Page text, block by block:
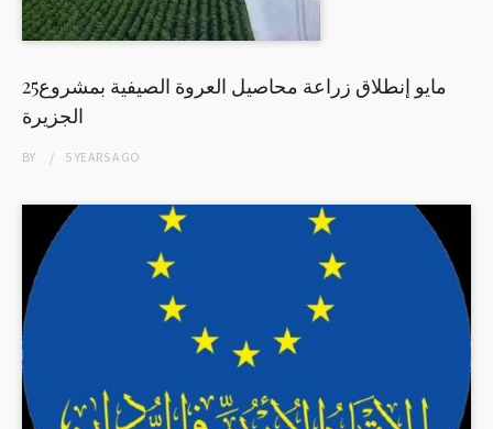
25مايو إنطلاق زراعة محاصيل العروة الصيفية بمشروع
الجزيرة
BY 5 YEARSAGO